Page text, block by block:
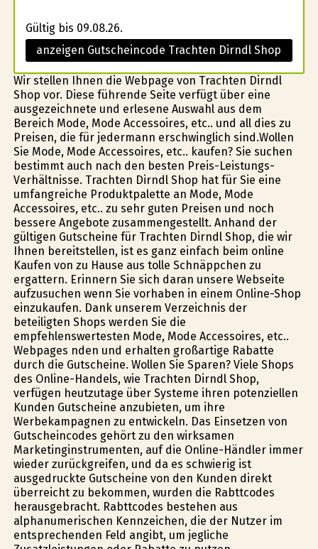
Gültig bis 09.08.26.
anzeigen Gutscheincode Trachten Dirndl Shop
Wir stellen Ihnen die Webpage von Trachten Dirndl
Shop vor. Diese führende Seite verfügt über eine
ausgezeichnete und erlesene Auswahl aus dem
Bereich Mode, Mode Accessoires, etc.. und all dies zu
Preisen, die für jedermann erschwinglich sind.Wollen
Sie Mode, Mode Accessoires, etc.. kaufen? Sie suchen
bestimmt auch nach den besten Preis-Leistungs-
Verhältnisse. Trachten Dirndl Shop hat für Sie eine
umfangreiche Produktpalette an Mode, Mode
Accessoires, etc.. zu sehr guten Preisen und noch
bessere Angebote zusammengestellt. Anhand der
gültigen Gutscheine für Trachten Dirndl Shop, die wir
Ihnen bereitstellen, ist es ganz einfach beim online
Kaufen von zu Hause aus tolle Schnäppchen zu
ergattern. Erinnern Sie sich daran unsere Webseite
aufzusuchen wenn Sie vorhaben in einem Online-Shop
einzukaufen. Dank unserem Verzeichnis der
beteiligten Shops werden Sie die
empfehlenswertesten Mode, Mode Accessoires, etc..
Webpages finden und erhalten großartige Rabatte
durch die Gutscheine. Wollen Sie Sparen? Viele Shops
des Online-Handels, wie Trachten Dirndl Shop,
verfügen heutzutage über Systeme ihren potenziellen
Kunden Gutscheine anzubieten, um ihre
Werbekampagnen zu entwickeln. Das Einsetzen von
Gutscheincodes gehört zu den wirksamen
Marketinginstrumenten, auf die Online-Händler immer
wieder zurückgreifen, und da es schwierig ist
ausgedruckte Gutscheine von den Kunden direkt
überreicht zu bekommen, wurden die Rabttcodes
herausgebracht. Rabttcodes bestehen aus
alphanumerischen Kennzeichen, die der Nutzer im
entsprechenden Feld angibt, um jegliche